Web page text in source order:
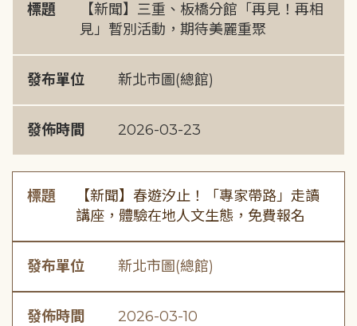
標題
【新聞】三重、板橋分館「再見！再相
見」暫別活動，期待美麗重聚
發布單位 新北市圖(總館)
發佈時間 2026-03-23
標題
【新聞】春遊汐止！「專家帶路」走讀
講座，體驗在地人文生態，免費報名
發布單位 新北市圖(總館)
發佈時間 2026-03-10